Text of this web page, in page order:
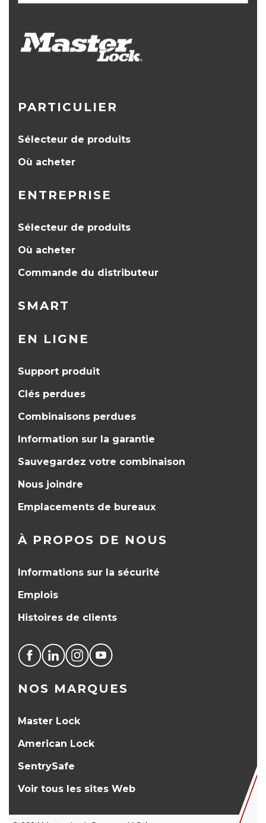
PARTICULIER
Sélecteur de produits
Où acheter
ENTREPRISE
Sélecteur de produits
Où acheter
Commande du distributeur
SMART
EN LIGNE
Support produit
Clés perdues
Combinaisons perdues
Information sur la garantie
Sauvegardez votre combinaison
Nous joindre
Emplacements de bureaux
À PROPOS DE NOUS
Informations sur la sécurité
Emplois
Histoires de clients
NOS MARQUES
Master Lock
American Lock
SentrySafe
Voir tous les sites Web